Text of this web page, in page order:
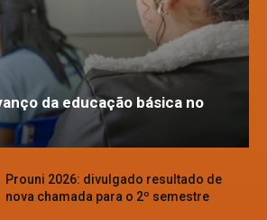
da educação básica no
Prouni 2026: divulgado resultado de
nova chamada para o 2º semestre